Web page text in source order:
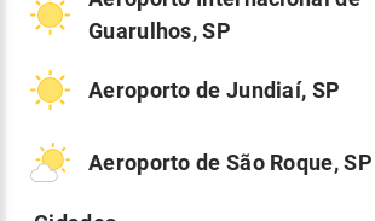
Guarulhos, SP
Aeroporto de Jundiaí, SP
Aeroporto de São Roque, SP